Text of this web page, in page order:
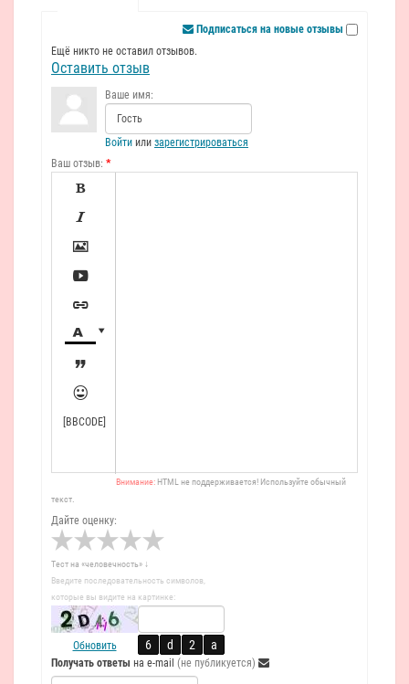
Подписаться на новые отзывы
Ещё никто не оставил отзывов.
Оставить отзыв
Ваше имя:
Войти или зарегистрироваться
Ваш отзыв: *









[BBCODE]
Внимание: HTML не поддерживается! Используйте обычный
текст.
Дайте оценку:
Тест на «человечность» ↓
Введите последовательность символов,
которые вы видите на картинке:
Обновить
Получать ответы на e-mail (не публикуется)